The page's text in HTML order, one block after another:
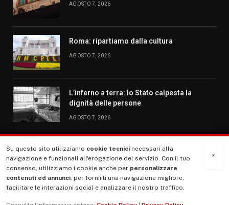
AGOSTO 7, 2026
Roma: ripartiamo dalla cultura
AGOSTO 7, 2026
L’inferno a terra: lo Stato calpesta la
dignità delle persone
AGOSTO 7, 2026
MENU
La Nostra Storia
×
Su questo sito utilizziamo cookie tecnici necessari alla
navigazione e funzionali all'erogazione del servizio. Con il tuo
consenso, utilizziamo i cookie anche per personalizzare
contenuti ed annunci, per fornirti una navigazione migliore,
facilitare le interazioni social e analizzare il nostro traffico.